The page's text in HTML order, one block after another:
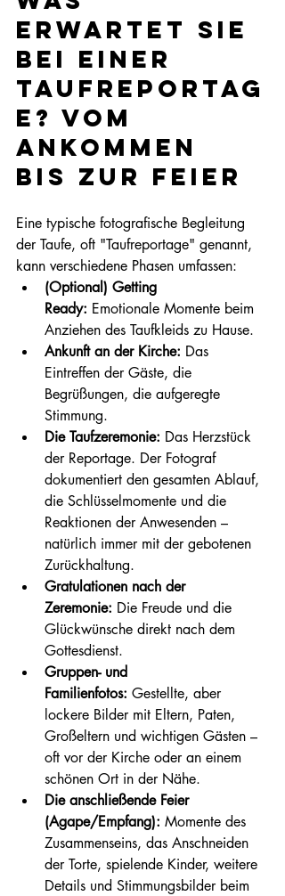
erwartet Sie
bei einer
Taufreportag
e? Vom
Ankommen
bis zur Feier
Eine typische fotografische Begleitung
der Taufe, oft "Taufreportage" genannt,
kann verschiedene Phasen umfassen:
(Optional) Getting
Ready: Emotionale Momente beim
Anziehen des Taufkleids zu Hause.
Ankunft an der Kirche: Das
Eintreffen der Gäste, die
Begrüßungen, die aufgeregte
Stimmung.
Die Taufzeremonie: Das Herzstück
der Reportage. Der Fotograf
dokumentiert den gesamten Ablauf,
die Schlüsselmomente und die
Reaktionen der Anwesenden –
natürlich immer mit der gebotenen
Zurückhaltung.
Gratulationen nach der
Zeremonie: Die Freude und die
Glückwünsche direkt nach dem
Gottesdienst.
Gruppen- und
Familienfotos: Gestellte, aber
lockere Bilder mit Eltern, Paten,
Großeltern und wichtigen Gästen –
oft vor der Kirche oder an einem
schönen Ort in der Nähe.
Die anschließende Feier
(Agape/Empfang): Momente des
Zusammenseins, das Anschneiden
der Torte, spielende Kinder, weitere
Details und Stimmungsbilder beim